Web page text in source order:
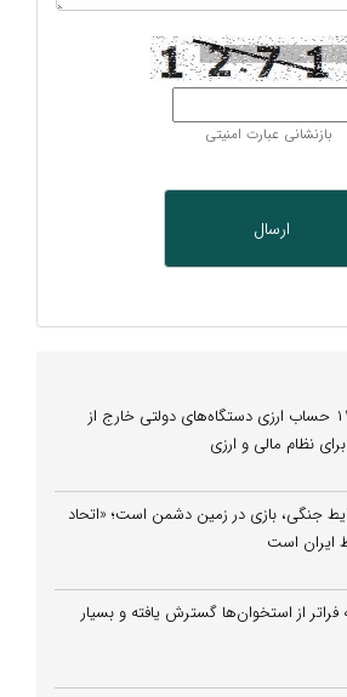
بازنشانی عبارت امنیتی
دیوان محاسبات: ۱۲۴ حساب ارزی دستگاه‌های دولتی خارج از
نظام مالی و ارزی
جنگی، بازی در زمین دشمن است؛ «اتحاد
ایران است
از استخوان‌ها گسترش یافته و بسیار